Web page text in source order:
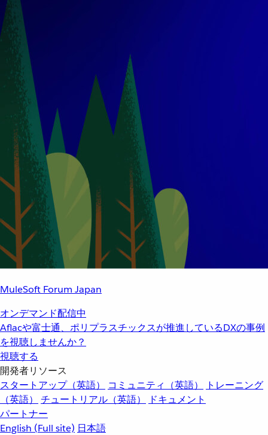
MuleSoft Forum Japan
オンデマンド配信中
Aflacや富士通、ポリプラスチックスが推進しているDXの事例
を視聴しませんか？
視聴する
開発者リソース
スタートアップ（英語）
コミュニティ（英語）
トレーニング
（英語）
チュートリアル（英語）
ドキュメント
パートナー
English (Full site) 日本語